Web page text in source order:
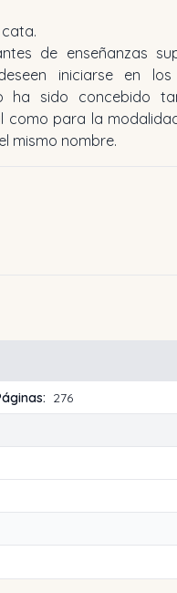
de enseñanzas
iniciarse en
ha sido concebido
como para la
mismo nombre.
276